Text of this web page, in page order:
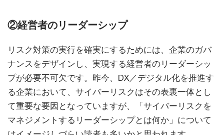
②経営者のリーダーシップ
リスク対策の実行を確実にするためには、企業のガバ
ナンスをデザインし、実現する経営者のリーダーシッ
プが必要不可欠です。昨今、DX／デジタル化を推進す
る企業において、サイバーリスクはその表裏一体とし
て重要な要因となっていますが、「サイバーリスクを
マネジメントするリーダーシップとは何か」について